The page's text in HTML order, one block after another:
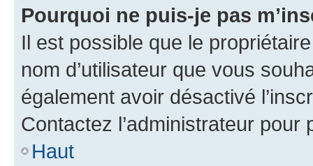
Pourquoi ne puis-je pas
Il est possible que le
nom d’utilisateur que vous
également avoir désactivé
Contactez l’administrateur
Haut